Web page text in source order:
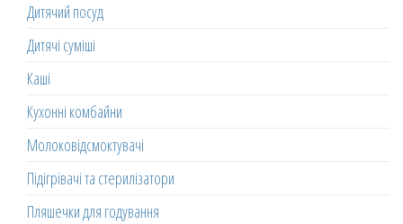
Дитячий посуд
Дитячі суміші
Каші
Кухонні комбайни
Молоковідсмоктувачі
Підігрівачі та стерилізатори
Пляшечки для годування